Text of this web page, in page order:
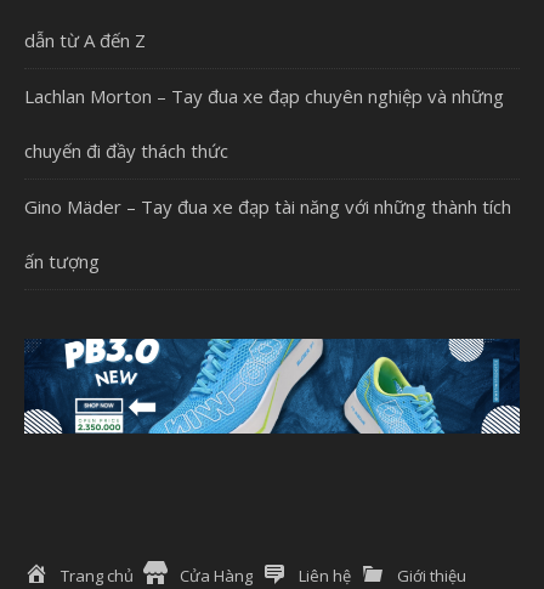
dẫn từ A đến Z
Lachlan Morton – Tay đua xe đạp chuyên nghiệp và những
chuyến đi đầy thách thức
Gino Mäder – Tay đua xe đạp tài năng với những thành tích
ấn tượng
Trang chủ Cửa Hàng Liên hệ Giới thiệu